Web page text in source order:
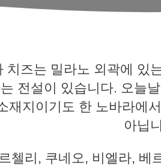
치즈는 밀라노 외곽에 있
는 전설이 있습니다. 오늘
재지이기도 한 노바라에
아닙
첼리, 쿠네오, 비엘라, 베